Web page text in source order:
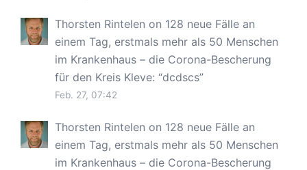
Thorsten Rintelen on 128 neue Fälle an
einem Tag, erstmals mehr als 50 Menschen
im Krankenhaus – die Corona-Bescherung
für den Kreis Kleve: “dcdscs”
Feb. 27, 07:42
Thorsten Rintelen on 128 neue Fälle an
einem Tag, erstmals mehr als 50 Menschen
im Krankenhaus – die Corona-Bescherung